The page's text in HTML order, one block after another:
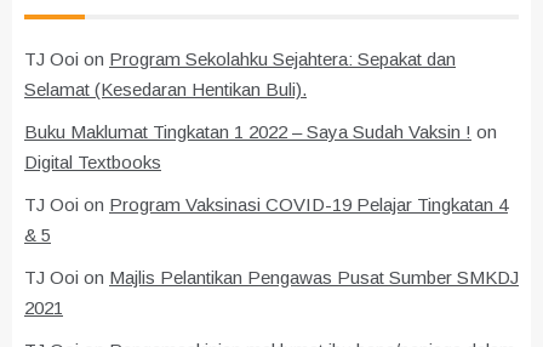
TJ Ooi on Program Sekolahku Sejahtera: Sepakat dan
Selamat (Kesedaran Hentikan Buli).
Buku Maklumat Tingkatan 1 2022 – Saya Sudah Vaksin ! on
Digital Textbooks
TJ Ooi on Program Vaksinasi COVID-19 Pelajar Tingkatan 4
& 5
TJ Ooi on Majlis Pelantikan Pengawas Pusat Sumber SMKDJ
2021